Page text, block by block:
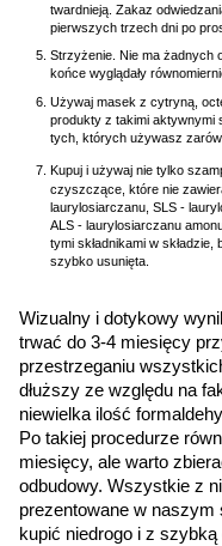
twardnieją. Zakaz
pierwszych trzech dni po
Strzyżenie. Nie ma żadnych
końce wyglądały
Używaj masek z cytryną,
produkty z takimi aktywnymi
tych, których używasz
Kupuj i używaj nie tylko
czyszczące, które nie
laurylosiarczanu, SLS -
ALS - laurylosiarczanu
tymi składnikami w
szybko usunięta.
Wizualny i dotykowy
trwać do 3-4 miesięcy
przestrzeganiu
dłuższy ze względu na
niewielka ilość
Po takiej procedurze
miesięcy, ale warto
odbudowy. Wszystkie z
prezentowane w naszym
kupić niedrogo i z